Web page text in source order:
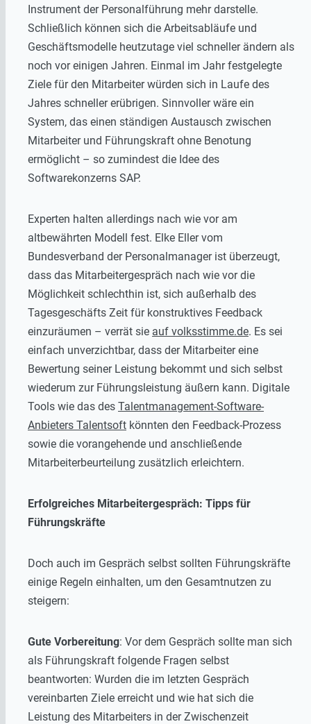
Instrument der Personalführung mehr darstelle.
Schließlich können sich die Arbeitsabläufe und
Geschäftsmodelle heutzutage viel schneller ändern als
noch vor einigen Jahren. Einmal im Jahr festgelegte
Ziele für den Mitarbeiter würden sich in Laufe des
Jahres schneller erübrigen. Sinnvoller wäre ein
System, das einen ständigen Austausch zwischen
Mitarbeiter und Führungskraft ohne Benotung
ermöglicht – so zumindest die Idee des
Softwarekonzerns SAP.
Experten halten allerdings nach wie vor am
altbewährten Modell fest. Elke Eller vom
Bundesverband der Personalmanager ist überzeugt,
dass das Mitarbeitergespräch nach wie vor die
Möglichkeit schlechthin ist, sich außerhalb des
Tagesgeschäfts Zeit für konstruktives Feedback
einzuräumen – verrät sie auf volksstimme.de. Es sei
einfach unverzichtbar, dass der Mitarbeiter eine
Bewertung seiner Leistung bekommt und sich selbst
wiederum zur Führungsleistung äußern kann. Digitale
Tools wie das des Talentmanagement-Software-
Anbieters Talentsoft könnten den Feedback-Prozess
sowie die vorangehende und anschließende
Mitarbeiterbeurteilung zusätzlich erleichtern.
Erfolgreiches Mitarbeitergespräch: Tipps für
Führungskräfte
Doch auch im Gespräch selbst sollten Führungskräfte
einige Regeln einhalten, um den Gesamtnutzen zu
steigern:
Gute Vorbereitung: Vor dem Gespräch sollte man sich
als Führungskraft folgende Fragen selbst
beantworten: Wurden die im letzten Gespräch
vereinbarten Ziele erreicht und wie hat sich die
Leistung des Mitarbeiters in der Zwischenzeit